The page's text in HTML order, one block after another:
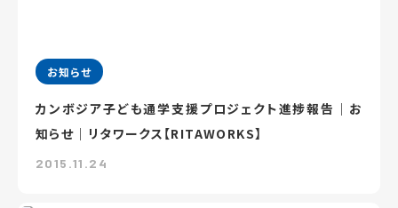
お知らせ
カンボジア子ども通学支援プロジェクト進捗報告｜お
知らせ｜リタワークス【RITAWORKS】
2015.11.24